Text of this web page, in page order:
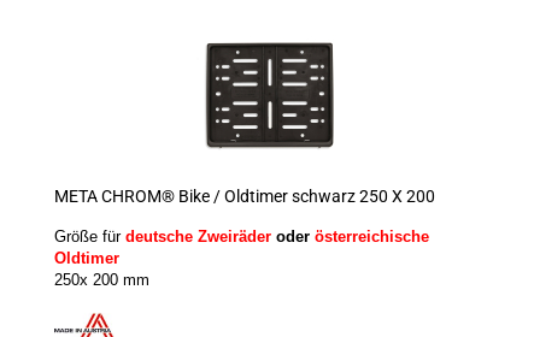
META CHROM® Bike / Oldtimer schwarz 250 X 200
Größe für deutsche Zweiräder oder österreichische
Oldtimer
250x 200 mm